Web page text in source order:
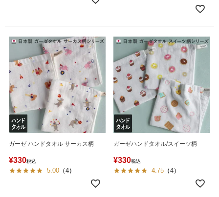
ガーゼ ハンドタオル サーカス柄
¥330税込
5.00 （4）
ガーゼハンドタオル/スイーツ柄
¥330税込
4.75 （4）